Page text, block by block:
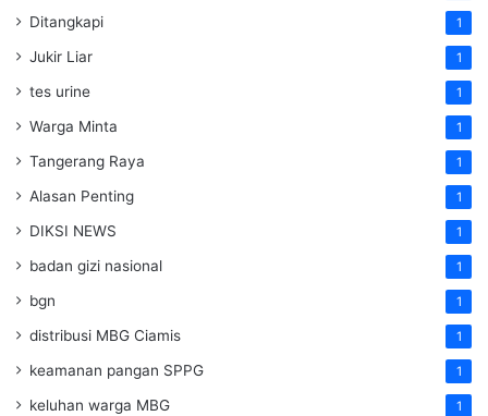
Ditangkapi 1
Jukir Liar 1
tes urine 1
Warga Minta 1
Tangerang Raya 1
Alasan Penting 1
DIKSI NEWS 1
badan gizi nasional 1
bgn 1
distribusi MBG Ciamis 1
keamanan pangan SPPG 1
keluhan warga MBG 1